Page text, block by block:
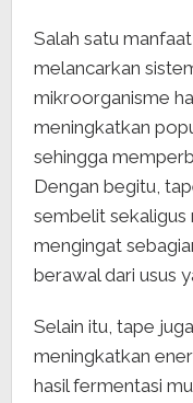
Salah satu
melancarkan
mikroorganisme
meningkatkan
sehingga
Dengan begitu,
sembelit sekaligus
mengingat
berawal dari usus
Selain itu, tape
meningkatkan
hasil fermentasi